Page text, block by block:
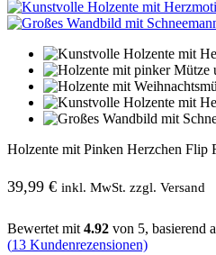
Holzente mit Pinken Herzchen Flip
39,99 € inkl. MwSt. zzgl. Versand
Bewertet mit 4.92 von 5, basierend
(13 Kundenrezensionen)